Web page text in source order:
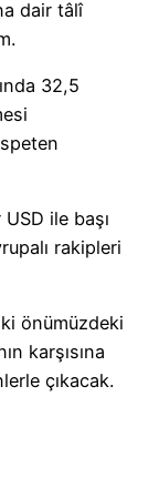
dair tâlî
32,5
USD ile başı
rakipleri
önümüzdeki
karşısına
çıkacak.